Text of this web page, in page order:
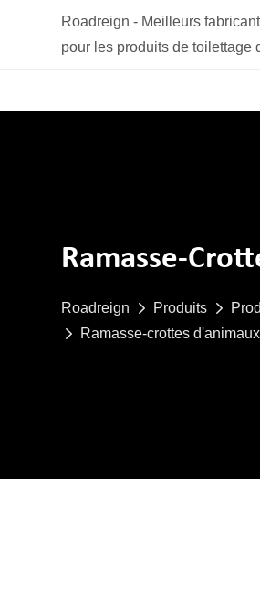
Roadreign - Meilleurs
pour les produits de toilettage
Ramasse-
Roadreign Produits
Ramasse-crottes